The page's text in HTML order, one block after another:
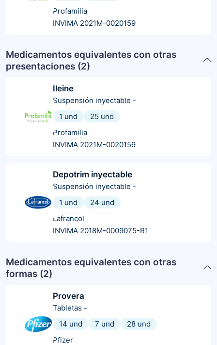
Profamilia
INVIMA 2021M-0020159
Medicamentos equivalentes con otras
presentaciones (2)
Ileine
Suspensión inyectable -
1 und
25 und
Profamilia
INVIMA 2021M-0020159
Depotrim inyectable
Suspensión inyectable -
1 und
24 und
Lafrancol
INVIMA 2018M-0009075-R1
Medicamentos equivalentes con otras
formas (2)
Provera
Tabletas -
14 und
7 und
28 und
Pfizer